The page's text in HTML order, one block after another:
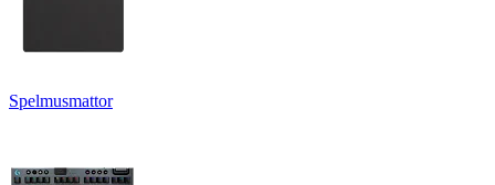
Spelmusmattor